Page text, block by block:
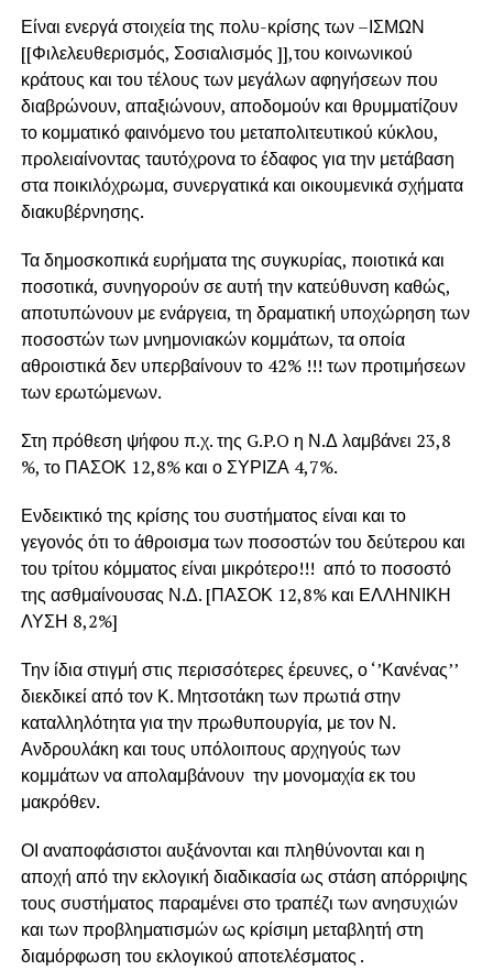
Είναι ενεργά στοιχεία της πολυ-κρίσης των –ΙΣΜΩΝ
[[Φιλελευθερισμός, Σοσιαλισμός ]],του κοινωνικού
κράτους και του τέλους των μεγάλων αφηγήσεων που
διαβρώνουν, απαξιώνουν, αποδομούν και θρυμματίζουν
το κομματικό φαινόμενο του μεταπολιτευτικού κύκλου,
προλειαίνοντας ταυτόχρονα το έδαφος για την μετάβαση
στα ποικιλόχρωμα, συνεργατικά και οικουμενικά σχήματα
διακυβέρνησης.
Τα δημοσκοπικά ευρήματα της συγκυρίας, ποιοτικά και
ποσοτικά, συνηγορούν σε αυτή την κατεύθυνση καθώς,
αποτυπώνουν με ενάργεια, τη δραματική υποχώρηση των
ποσοστών των μνημονιακών κομμάτων, τα οποία
αθροιστικά δεν υπερβαίνουν το 42% !!! των προτιμήσεων
των ερωτώμενων.
Στη πρόθεση ψήφου π.χ. της G.P.O η Ν.Δ λαμβάνει 23,8
%, το ΠΑΣΟΚ 12,8% και ο ΣΥΡΙΖΑ 4,7%.
Ενδεικτικό της κρίσης του συστήματος είναι και το
γεγονός ότι το άθροισμα των ποσοστών του δεύτερου και
του τρίτου κόμματος είναι μικρότερο!!! από το ποσοστό
της ασθμαίνουσας Ν.Δ. [ΠΑΣΟΚ 12,8% και ΕΛΛΗΝΙΚΗ
ΛΥΣΗ 8,2%]
Την ίδια στιγμή στις περισσότερες έρευνες, ο ‘’Κανένας’’
διεκδικεί από τον Κ. Μητσοτάκη των πρωτιά στην
καταλληλότητα για την πρωθυπουργία, με τον Ν.
Ανδρουλάκη και τους υπόλοιπους αρχηγούς των
κομμάτων να απολαμβάνουν την μονομαχία εκ του
μακρόθεν.
ΟΙ αναποφάσιστοι αυξάνονται και πληθύνονται και η
αποχή από την εκλογική διαδικασία ως στάση απόρριψης
τους συστήματος παραμένει στο τραπέζι των ανησυχιών
και των προβληματισμών ως κρίσιμη μεταβλητή στη
διαμόρφωση του εκλογικού αποτελέσματος .